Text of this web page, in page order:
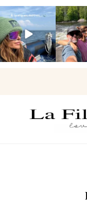
Voir une baleine
en photo, c’est
impressionnant
🐋...
Les
le
version
...